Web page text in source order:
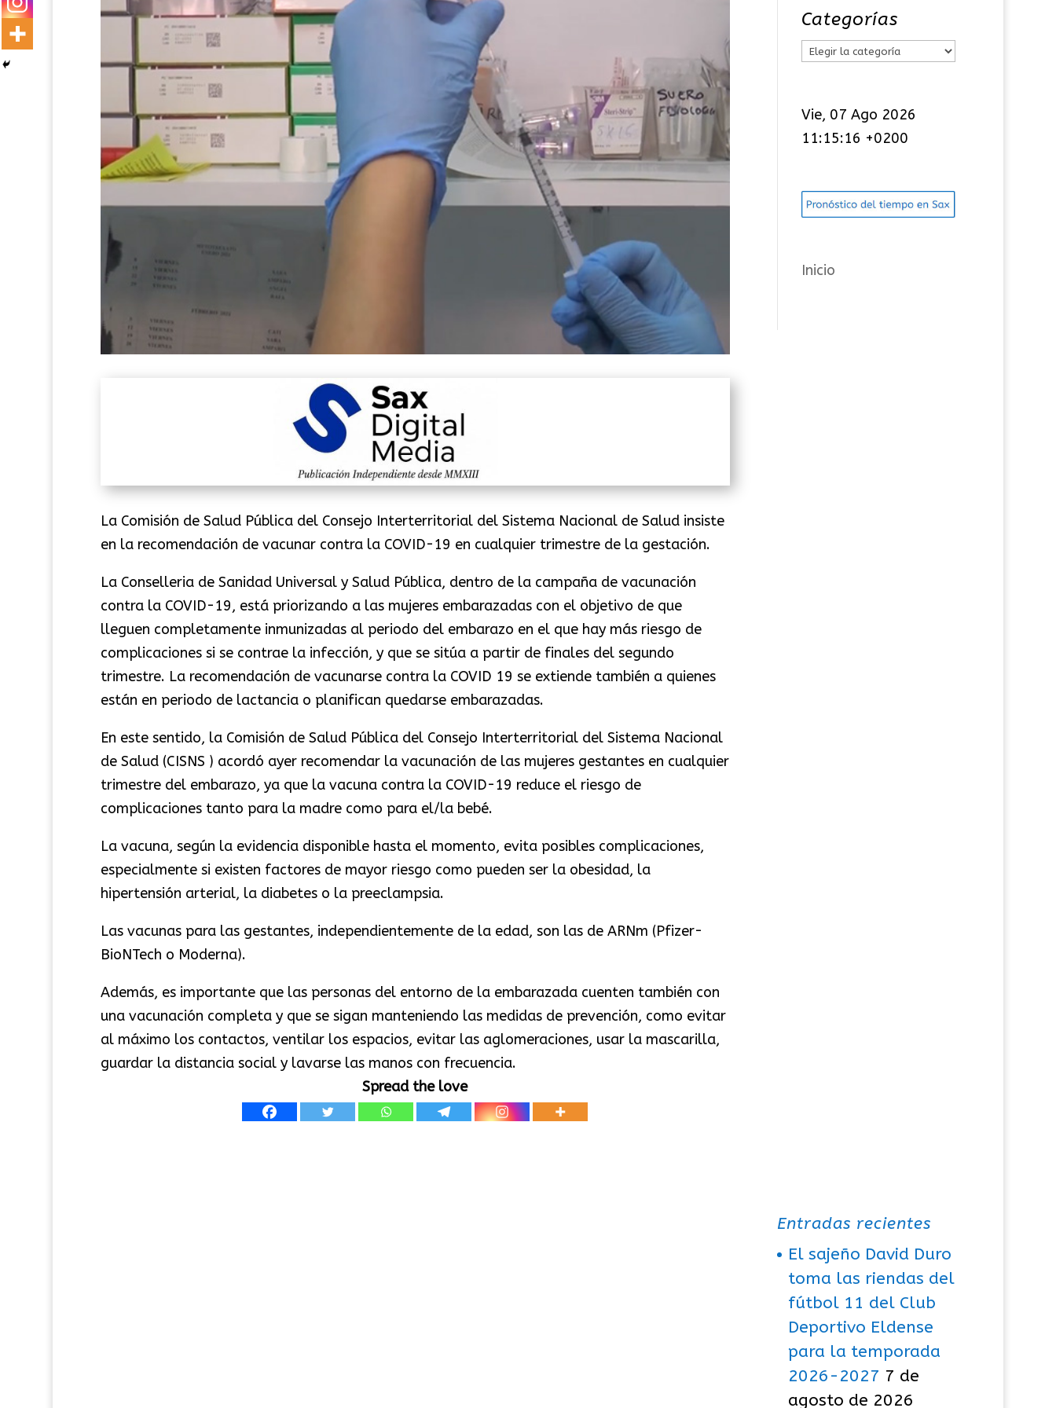
La Comisión de Salud Pública del Consejo Interterritorial del Sistema Nacional de Salud insiste
en la recomendación de vacunar contra la COVID-19 en cualquier trimestre de la gestación.
La Conselleria de Sanidad Universal y Salud Pública, dentro de la campaña de vacunación
contra la COVID-19, está priorizando a las mujeres embarazadas con el objetivo de que
lleguen completamente inmunizadas al periodo del embarazo en el que hay más riesgo de
complicaciones si se contrae la infección, y que se sitúa a partir de finales del segundo
trimestre. La recomendación de vacunarse contra la COVID 19 se extiende también a quienes
están en periodo de lactancia o planifican quedarse embarazadas.
En este sentido, la Comisión de Salud Pública del Consejo Interterritorial del Sistema Nacional
de Salud (CISNS ) acordó ayer recomendar la vacunación de las mujeres gestantes en cualquier
trimestre del embarazo, ya que la vacuna contra la COVID-19 reduce el riesgo de
complicaciones tanto para la madre como para el/la bebé.
La vacuna, según la evidencia disponible hasta el momento, evita posibles complicaciones,
especialmente si existen factores de mayor riesgo como pueden ser la obesidad, la
hipertensión arterial, la diabetes o la preeclampsia.
Las vacunas para las gestantes, independientemente de la edad, son las de ARNm (Pfizer-
BioNTech o Moderna).
Además, es importante que las personas del entorno de la embarazada cuenten también con
una vacunación completa y que se sigan manteniendo las medidas de prevención, como evitar
al máximo los contactos, ventilar los espacios, evitar las aglomeraciones, usar la mascarilla,
guardar la distancia social y lavarse las manos con frecuencia.
Spread the love
Categorías
C
e
g
r
í
s
Vie, 07 Ago 2026
11:15:17 +0200
Inicio
Entradas recientes
El sajeño David Duro
toma las riendas del
fútbol 11 del Club
Deportivo Eldense
para la temporada
2026-2027 7 de
agosto de 2026